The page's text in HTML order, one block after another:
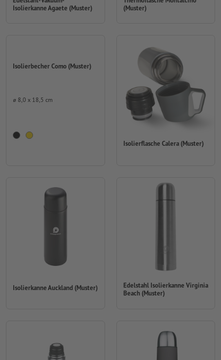
Isolierkanne Agaete (Muster)
(Muster)
Isolierbecher Como (Muster)
⌀ 8,0 x 18,5 cm
Isolierflasche Calera (Muster)
Isolierkanne Auckland (Muster)
Edelstahl Isolierkanne Virginia
Beach (Muster)